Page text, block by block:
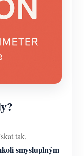
tak,
smysluplným